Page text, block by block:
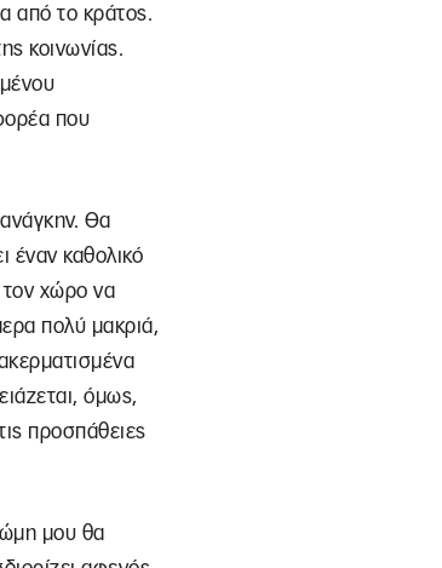
από το κράτος.
κοινωνίας.
που
Θα
έναν καθολικό
τον χώρο να
πολύ μακριά,
όμως,
προσπάθειες
μου θα